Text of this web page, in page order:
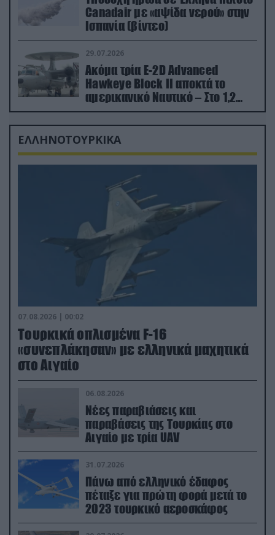
Canadair με «αψίδα νερού» στην
Ισπανία (βίντεο)
29.07.2026
Ακόμα τρία E-2D Advanced
Hawkeye Block II αποκτά το
αμερικανικό Ναυτικό – Στο 1,2
δισ.δολάρια το κόστος
ΕΛΛΗΝΟΤΟΥΡΚΙΚΑ
07.08.2026 | 00:02
Τουρκικά οπλισμένα F-16
«συνεπλάκησαν» με ελληνικά μαχητικά
στο Αιγαίο
06.08.2026
Νέες παραβιάσεις και
παραβάσεις της Τουρκίας στο
Αιγαίο με τρία UAV
31.07.2026
Πάνω από ελληνικό έδαφος
πέταξε για πρώτη φορά μετά το
2023 τουρκικό αεροσκάφος